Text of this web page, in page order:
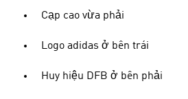
Cạp cao vừa phải
Logo adidas ở bên trái
Huy hiệu DFB ở bên phải